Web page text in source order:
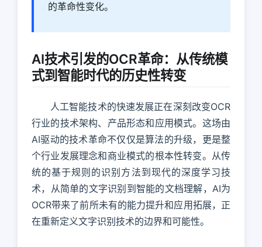
的革命性变化。
AI技术引发的OCR革命：从传统模
式到智能时代的历史性转变
人工智能技术的快速发展正在深刻改变OCR
行业的技术架构、产品形态和应用模式。这场由
AI驱动的技术革命不仅仅是算法的升级，更是整
个行业发展理念和商业模式的根本性转变。从传
统的基于规则的识别方法到现代的深度学习技
术，从简单的文字识别到智能的文档理解，AI为
OCR带来了前所未有的能力提升和应用拓展，正
在重新定义文字识别技术的边界和可能性。